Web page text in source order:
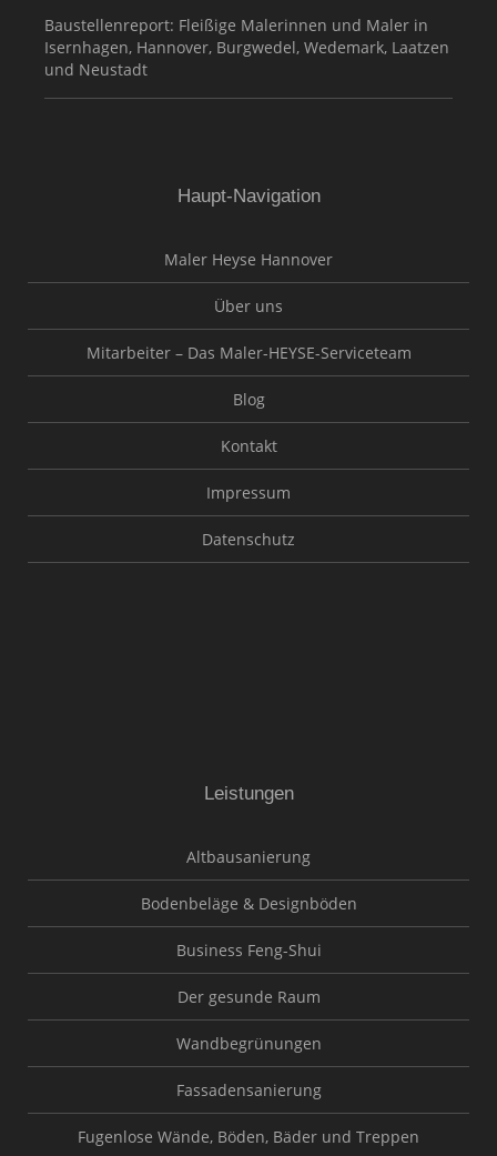
Baustellenreport: Fleißige Malerinnen und Maler in
Isernhagen, Hannover, Burgwedel, Wedemark, Laatzen
und Neustadt
Haupt-Navigation
Maler Heyse Hannover
Über uns
Mitarbeiter – Das Maler-HEYSE-Serviceteam
Blog
Kontakt
Impressum
Datenschutz
Leistungen
Altbausanierung
Bodenbeläge & Designböden
Business Feng-Shui
Der gesunde Raum
Wandbegrünungen
Fassadensanierung
Fugenlose Wände, Böden, Bäder und Treppen